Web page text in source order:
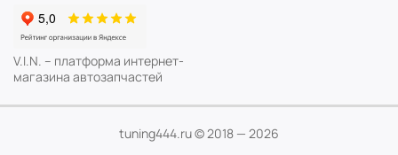
V.I.N. – платформа интернет-
магазина автозапчастей
tuning444.ru © 2018 — 2026
Узнать подробнее...
Понятно